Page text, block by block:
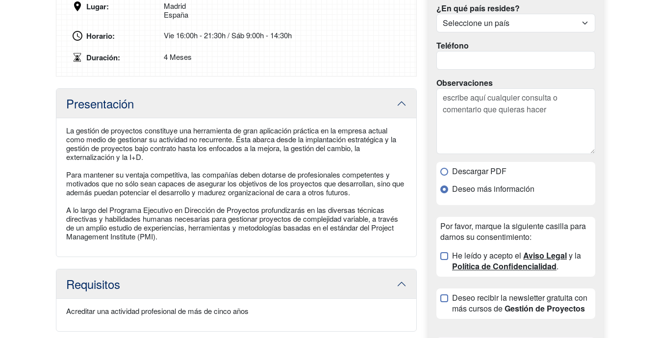
Lugar:
Madrid
España
Horario: Vie 16:00h - 21:30h / Sáb 9:00h - 14:30h
Duración: 4 Meses
Presentación
La gestión de proyectos constituye una herramienta de gran aplicación práctica en la empresa actual
como medio de gestionar su actividad no recurrente. Ésta abarca desde la implantación estratégica y la
gestión de proyectos bajo contrato hasta los enfocados a la mejora, la gestión del cambio, la
externalización y la I+D.
Para mantener su ventaja competitiva, las compañías deben dotarse de profesionales competentes y
motivados que no sólo sean capaces de asegurar los objetivos de los proyectos que desarrollan, sino que
además puedan potenciar el desarrollo y madurez organizacional de cara a otros futuros.
A lo largo del Programa Ejecutivo en Dirección de Proyectos profundizarás en las diversas técnicas
directivas y habilidades humanas necesarias para gestionar proyectos de complejidad variable, a través
de un amplio estudio de experiencias, herramientas y metodologías basadas en el estándar del Project
Management Institute (PMI).
Requisitos
Acreditar una actividad profesional de más de cinco años
¿En qué país resides?
Teléfono
Observaciones
Descargar PDF
Deseo más información
Por favor, marque la siguiente casilla para
darnos su consentimiento:
He leído y acepto el Aviso Legaly la
Política de Confidencialidad.
Deseo recibir la newsletter gratuita con
más cursos deGestión de Proyectos